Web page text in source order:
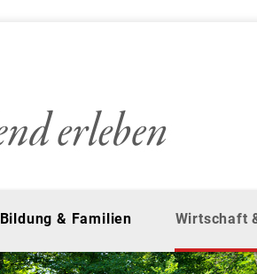
Bildung & Familien Wirtschaft